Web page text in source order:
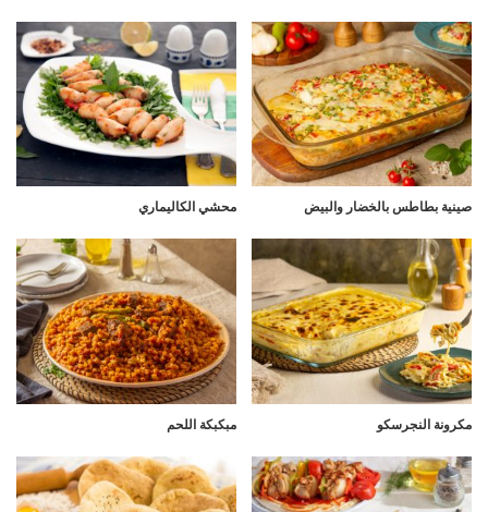
صينية بطاطس بالخضار والبيض محشي الكاليماري
مكرونة النجرسكو مبكبكة اللحم